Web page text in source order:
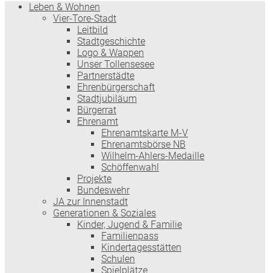
Leben & Wohnen
Vier-Tore-Stadt
Leitbild
Stadtgeschichte
Logo & Wappen
Unser Tollensesee
Partnerstädte
Ehrenbürgerschaft
Stadtjubiläum
Bürgerrat
Ehrenamt
Ehrenamtskarte M-V
Ehrenamtsbörse NB
Wilhelm-Ahlers-Medaille
Schöffenwahl
Projekte
Bundeswehr
JA zur Innenstadt
Generationen & Soziales
Kinder, Jugend & Familie
Familienpass
Kindertages­stätten
Schulen
Spielplätze